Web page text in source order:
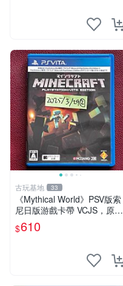
古玩基地 33
《Mythical World》PSV版索
尼日版游戲卡帶 VCJS，原裝
進口帶全盒說明書，支持主機
運行。Mythical World PSV
$610